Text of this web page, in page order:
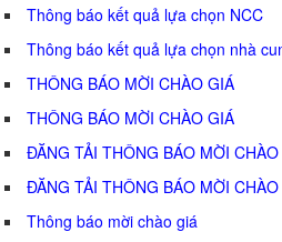
Thông báo kết quả lựa chọn NCC
Thông báo kết quả lựa chọn nhà
THÔNG BÁO MỜI CHÀO GIÁ
THÔNG BÁO MỜI CHÀO GIÁ
ĐĂNG TẢI THÔNG BÁO MỜI
ĐĂNG TẢI THÔNG BÁO MỜI
Thông báo mời chào giá